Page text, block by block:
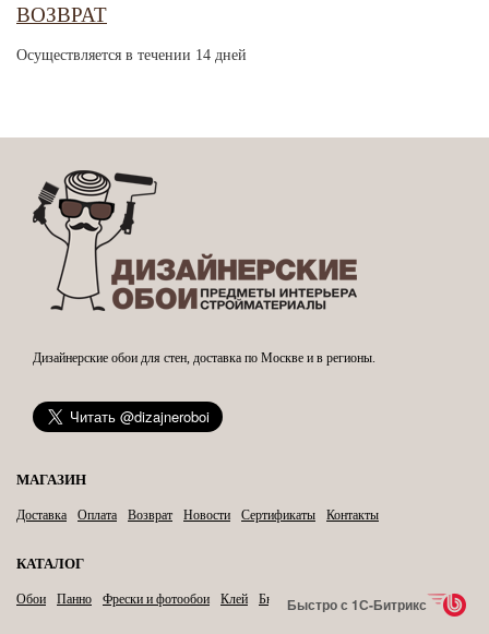
ВОЗВРАТ
Осуществляется в течении 14 дней
Дизайнерские обои для стен, доставка по Москве и в регионы.
МАГАЗИН
Доставка Оплата Возврат Новости Сертификаты Контакты
КАТАЛОГ
Обои Панно Фрески и фотообои Клей Бытовая химия Карнизы
Быстро с 1С-Битрикс